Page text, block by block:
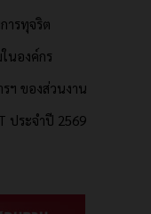
ารทุจริต
นองค์กร
ฯ ของส่วนงาน
ประจำปี 2569